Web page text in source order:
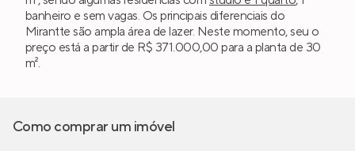
banheiro e sem vagas. Os principais diferenciais do
Mirantte são ampla área de lazer. Neste momento, seu o
preço está a partir de R$ 371.000,00 para a planta de 30
m².
Como comprar um imóvel